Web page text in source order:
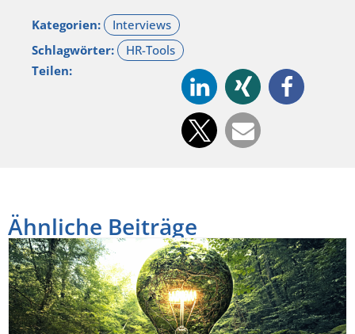
Kategorien:
Schlagwörter:
Teilen:
Ähnliche Beiträge